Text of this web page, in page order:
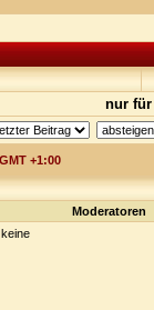
nur für
GMT +1:00
Moderatoren
keine